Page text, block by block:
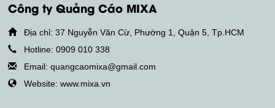
Công ty Quảng Cáo MIXA
Địa chỉ: 37 Nguyễn Văn Cừ, Phường 1, Quận 5, Tp.HCM
Hotline: 0909 010 338
Email: quangcaomixa@gmail.com
Website: www.mixa.vn